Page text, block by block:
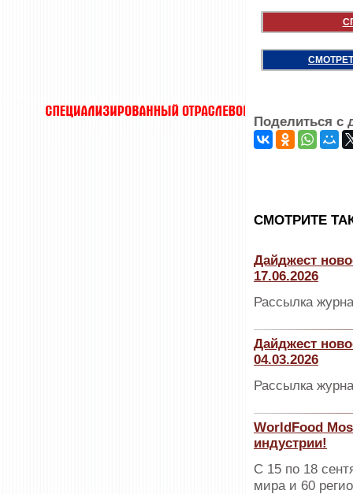
Поделиться с
CМОТРИТЕ
Дайджест
17.06.2026
Рассылка
Дайджест
04.03.2026
Рассылка
WorldFood
индустрии!
С 15 по 18
мира и 60